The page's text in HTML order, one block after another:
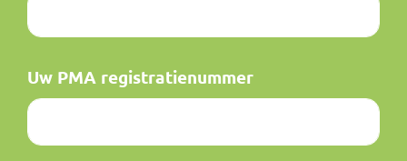
Uw PMA registratienummer